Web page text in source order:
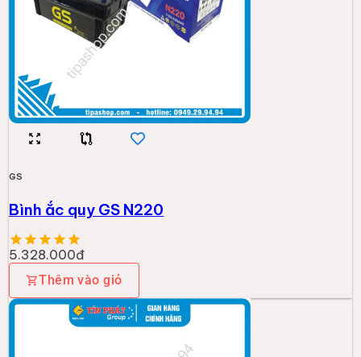
GS
Bình ắc quy GS N220
5.328.000đ
Thêm vào giỏ